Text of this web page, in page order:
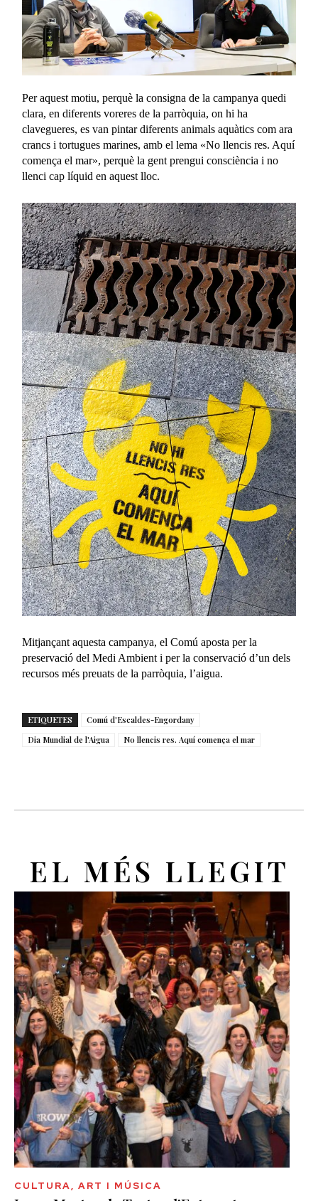
Per aquest motiu, perquè la consigna de la campanya quedi
clara, en diferents voreres de la parròquia, on hi ha
clavegueres, es van pintar diferents animals aquàtics com ara
crancs i tortugues marines, amb el lema «No llencis res. Aquí
comença el mar», perquè la gent prengui consciència i no
llenci cap líquid en aquest lloc.
Mitjançant aquesta campanya, el Comú aposta per la
preservació del Medi Ambient i per la conservació d’un dels
recursos més preuats de la parròquia, l’aigua.
ETIQUETES
Comú d'Escaldes-Engordany
Dia Mundial de l'Aigua
No llencis res. Aquí comença el mar
EL MÉS LLEGIT
CULTURA, ART I MÚSICA